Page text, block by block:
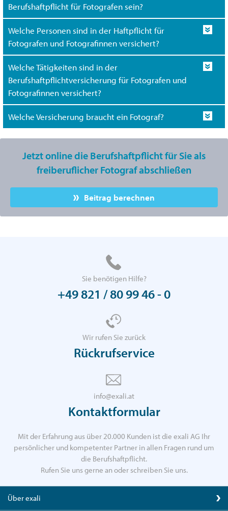
Berufshaftpflicht für Fotografen sein?
Welche Personen sind in der Haftpflicht für
Fotografen und Fotografinnen versichert?
Welche Tätigkeiten sind in der
Berufshaftpflichtversicherung für Fotografen und
Fotografinnen versichert?
Welche Versicherung braucht ein Fotograf?
Jetzt online die Berufshaftpflicht für Sie als
freiberuflicher Fotograf abschließen
Beitrag berechnen
Sie benötigen Hilfe?
+49 821 / 80 99 46 - 0
Wir rufen Sie zurück
Rückrufservice
info@exali.at
Kontaktformular
Mit der Erfahrung aus über 20.000 Kunden ist die exali AG Ihr
persönlicher und kompetenter Partner in allen Fragen rund um
die Berufshaftpflicht.
Rufen Sie uns gerne an oder schreiben Sie uns.
Über exali